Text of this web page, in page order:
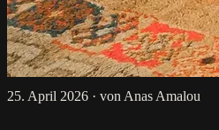
25. April 2026 · von Anas Amalou